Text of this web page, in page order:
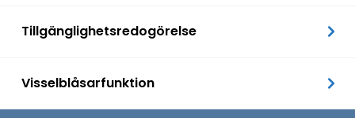
Tillgänglighetsredogörelse
Visselblåsarfunktion